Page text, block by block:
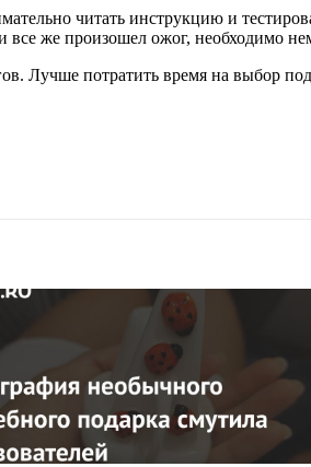
читать инструкцию и
же произошел ожог, необходимо
Лучше потратить время на выбор